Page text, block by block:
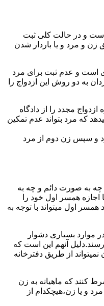
است و در حالت کلی ثبت
زن و مرد و یا باردار شدن
است و عدم ثبت برای مرد
به دو روش این ازدواج را
ازدواج مجدد را از دادگاه
که مرد بتواند عدم تمکین
و سپس زن دوم از مرد
به صورت دائم و چه به
همسر اول خود را
اول میتواند با توجه به
موارد بسیاری دشوار
رسند.دلیل آنهم این است که
از طریق دفترخانه
کنند که ماهیانه به زن
و یا زن،هیچکدام از